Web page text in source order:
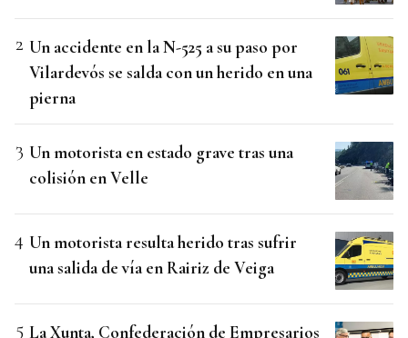
Un accidente en la N-525 a su paso por
Vilardevós se salda con un herido en una
pierna
Un motorista en estado grave tras una
colisión en Velle
Un motorista resulta herido tras sufrir
una salida de vía en Rairiz de Veiga
La Xunta, Confederación de Empresarios